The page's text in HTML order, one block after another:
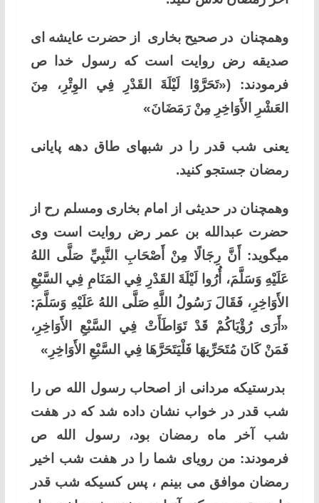
وهمچنان در صحیح بخاری از حضرت عایشه ای
صدیقه رض روایت است که رسول خدا ص
فرمودند: («تَحَرَّوْا لَيْلَةَ القَدْرِ فِي الوِتْرِ، مِنَ
العَشْرِ الأَوَاخِرِ مِنْ رَمَضَانَ»
یعنی شب قدر را در شبهای طاق دهه پایانی
رمضان جستجو کنید.
وهمچنان در حدیثی از امام بخاری ومسلم رح از
حضرت عبدالله بن عمر رض روایت است وی
میگوید: أَنَّ رِجَالًا مِنْ أَصْحَابِ النَّبِيِّ صَلَّى اللهُ
عَلَيْهِ وَسَلَّمَ، أُرُوا لَيْلَةَ القَدْرِ فِي المَنَامِ فِي السَّبْعِ
الأَوَاخِرِ، فَقَالَ رَسُولُ اللَّهِ صَلَّى اللهُ عَلَيْهِ وَسَلَّمَ:
«أَرَى رُؤْيَاكُمْ قَدْ تَوَاطَأَتْ فِي السَّبْعِ الأَوَاخِرِ،
فَمَنْ كَانَ مُتَحَرِّيهَا فَلْيَتَحَرَّهَا فِي السَّبْعِ الأَوَاخِرِ»
بدرستیکه مردانی از اصحاب رسول الله ص را
شب قدر در خواب نشان داده شد که در هفت
شب آخر ماه رمضان بود، رسول الله ص
فرمودند: من رویای شما را در هفت شب اخیر
رمضان موافق می بینم ، پس کسیکه شب قدر